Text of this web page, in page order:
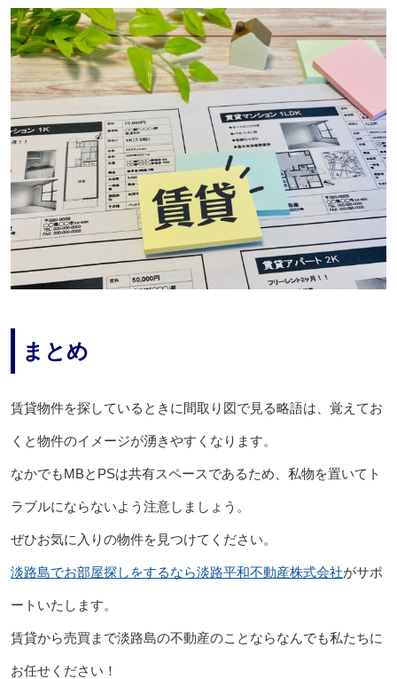
まとめ
賃貸物件を探しているときに間取り図で見る略語は、覚えてお
くと物件のイメージが湧きやすくなります。
なかでもMBとPSは共有スペースであるため、私物を置いてト
ラブルにならないよう注意しましょう。
ぜひお気に入りの物件を見つけてください。
淡路島でお部屋探しをするなら淡路平和不動産株式会社がサポ
ートいたします。
賃貸から売買まで淡路島の不動産のことならなんでも私たちに
お任せください！